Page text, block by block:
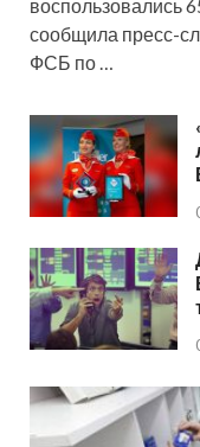
воспользовались
сообщила пресс-
ФСБ по …